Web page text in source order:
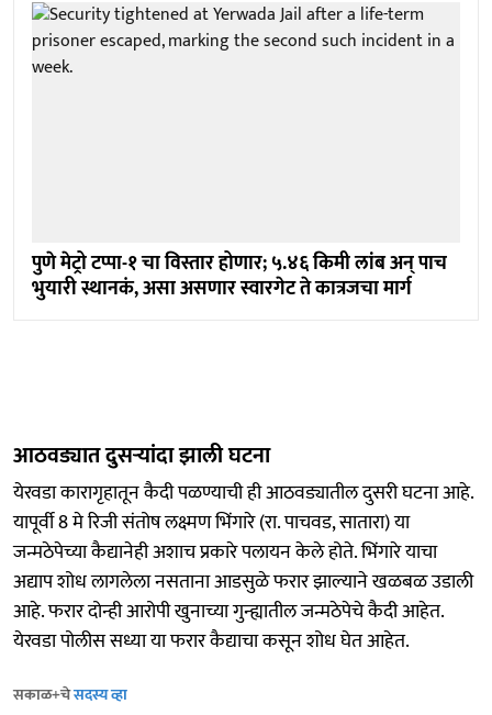
पुणे मेट्रो टप्पा-१ चा विस्तार होणार; ५.४६ किमी लांब अन् पाच
भुयारी स्थानकं, असा असणार स्वारगेट ते कात्रजचा मार्ग
आठवड्यात दुसऱ्यांदा झाली घटना
येरवडा कारागृहातून कैदी पळण्याची ही आठवड्यातील दुसरी घटना आहे.
यापूर्वी 8 मे रिजी संतोष लक्ष्मण भिंगारे (रा. पाचवड, सातारा) या
जन्मठेपेच्या कैद्यानेही अशाच प्रकारे पलायन केले होते. भिंगारे याचा
अद्याप शोध लागलेला नसताना आडसुळे फरार झाल्याने खळबळ उडाली
आहे. फरार दोन्ही आरोपी खुनाच्या गुन्ह्यातील जन्मठेपेचे कैदी आहेत.
येरवडा पोलीस सध्या या फरार कैद्याचा कसून शोध घेत आहेत.
सकाळ+चेसदस्य व्हा